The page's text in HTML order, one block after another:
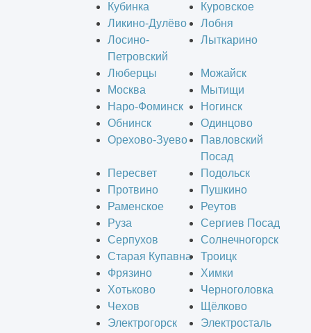
Кубинка
Куровское
Ликино-Дулёво
Лобня
Лосино-
Петровский
Лыткарино
Люберцы
Можайск
Москва
Мытищи
Наро-Фоминск
Ногинск
Обнинск
Одинцово
Орехово-Зуево
Павловский
Посад
Пересвет
Подольск
Протвино
Пушкино
Раменское
Реутов
Руза
Сергиев Посад
Серпухов
Солнечногорск
Старая Купавна
Троицк
Фрязино
Химки
Хотьково
Черноголовка
Чехов
Щёлково
Электрогорск
Электросталь